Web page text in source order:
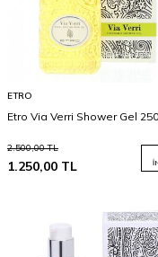
ETRO
Etro Via Verri Shower Gel
2.500,00TL
1.250,00 TL